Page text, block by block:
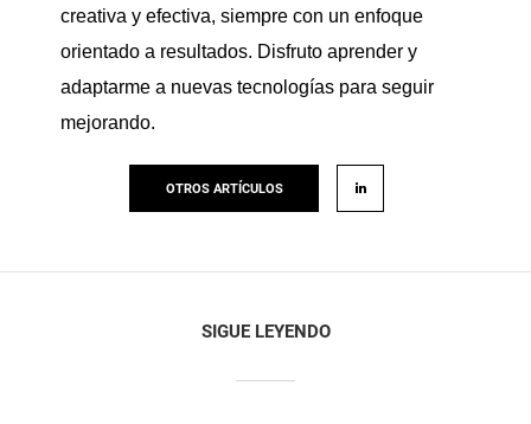
creativa y efectiva, siempre con un enfoque
orientado a resultados. Disfruto aprender y
adaptarme a nuevas tecnologías para seguir
mejorando.
OTROS ARTÍCULOS
SIGUE LEYENDO